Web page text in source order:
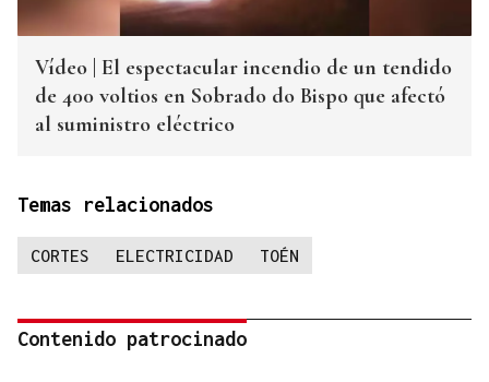
Vídeo | El espectacular incendio de un tendido
de 400 voltios en Sobrado do Bispo que afectó
al suministro eléctrico
Temas relacionados
CORTES ELECTRICIDAD TOÉN
Contenido patrocinado